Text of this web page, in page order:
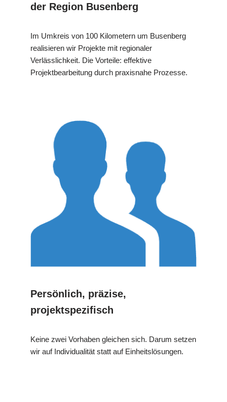
der Region Busenberg
Im Umkreis von 100 Kilometern um Busenberg
realisieren wir Projekte mit regionaler
Verlässlichkeit. Die Vorteile: effektive
Projektbearbeitung durch praxisnahe Prozesse.
Persönlich, präzise,
projektspezifisch
Keine zwei Vorhaben gleichen sich. Darum setzen
wir auf Individualität statt auf Einheitslösungen.